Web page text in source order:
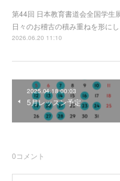
第44回 日本教育書道会全国学生
日々のお稽古の積み重ねを形に
2026.06.20 11:10
2025.04.18 00:03
5月レッスン予定
0コメント